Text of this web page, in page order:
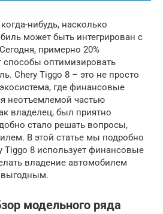
нибудь, насколько
может быть интегрирован с
примерно 20%
способы оптимизировать
Chery Tiggo 8 – это не просто
где финансовые
неотъемлемой частью
владелец, был приятно
стало решать вопросы,
В этой статье мы подробно
Tiggo 8 использует финансовые
владение автомобилем
модельного ряда